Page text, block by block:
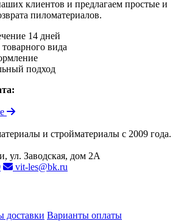
клиентов и предлагаем простые и
пиломатериалов.
14 дней
вида
подход
и стройматериалы с 2009 года.
ул. Заводская, дом 2А
vit-les@bk.ru
доставки Варианты оплаты